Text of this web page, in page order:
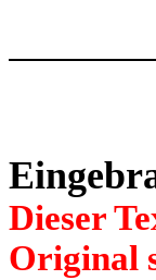
Dieser
Original